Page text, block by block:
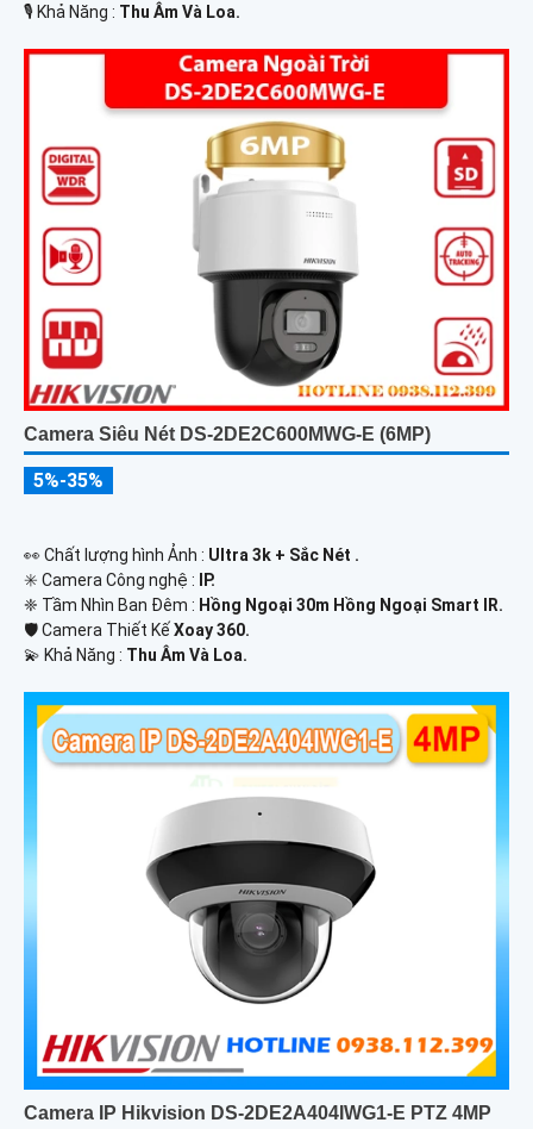
️🎙 Khả Năng : Thu Âm Và Loa.
Camera Siêu Nét DS-2DE2C600MWG-E (6MP)
5%-35%
️👀 Chất lượng hình Ảnh : Ultra 3k + Sắc Nét .
✳️ Camera Công nghệ :
IP.
❈ Tầm Nhìn Ban Đêm : Hồng Ngoại 30m Hồng Ngoại Smart IR.
🛡 Camera Thiết Kế Xoay 360.
️💫 Khả Năng : Thu Âm Và Loa.
Camera IP Hikvision DS-2DE2A404IWG1-E PTZ 4MP